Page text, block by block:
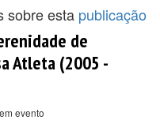
sobre esta publicação
de
Atleta (2005 -
evento